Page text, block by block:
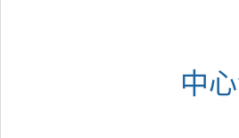
中